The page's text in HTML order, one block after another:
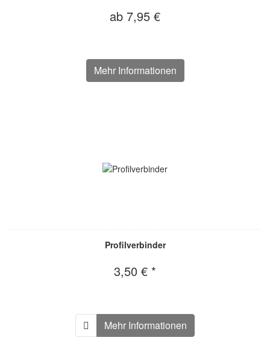
ab 7,95 €
Mehr Informationen
Profilverbinder
3,50 € *
Mehr Informationen